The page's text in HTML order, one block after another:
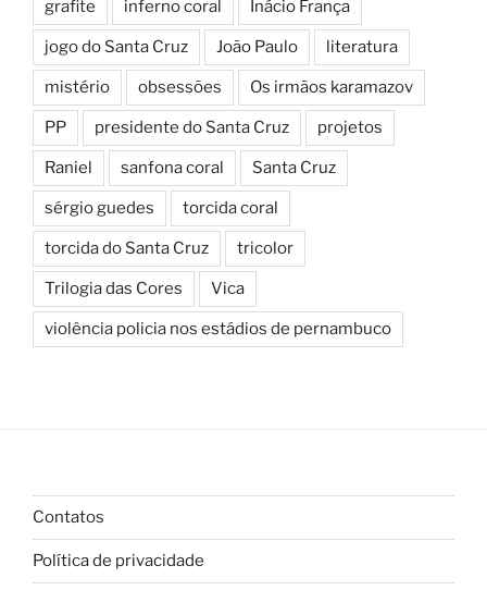
grafite inferno coral Inácio França
jogo do Santa Cruz João Paulo literatura
mistério obsessões Os irmãos karamazov
PP presidente do Santa Cruz projetos
Raniel sanfona coral Santa Cruz
sérgio guedes torcida coral
torcida do Santa Cruz tricolor
Trilogia das Cores Vica
violência policia nos estádios de pernambuco
Contatos
Política de privacidade